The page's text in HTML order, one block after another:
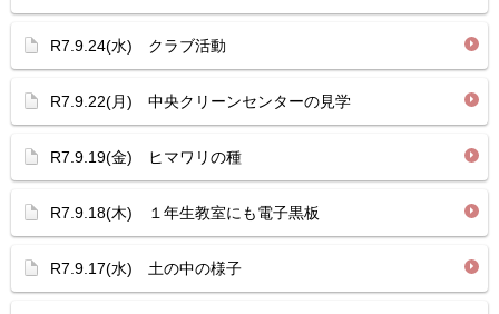
R7.9.24(水) クラブ活動
R7.9.22(月) 中央クリーンセンターの見学
R7.9.19(金) ヒマワリの種
R7.9.18(木) １年生教室にも電子黒板
R7.9.17(水) 土の中の様子